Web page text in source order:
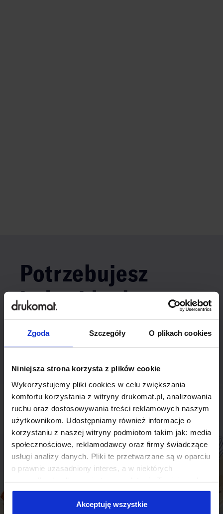
Zgoda Szczegóły O plikach cookies
Niniejsza strona korzysta z plików cookie
Wykorzystujemy pliki cookies w celu zwiększania
komfortu korzystania z witryny drukomat.pl, analizowania
ruchu oraz dostosowywania treści reklamowych naszym
użytkownikom. Udostępniamy również informacje o
korzystaniu z naszej witryny podmiotom takim jak: media
społecznościowe, reklamodawcy oraz firmy świadczące
usługi analizy danych. Pliki te przetwarzane są w oparciu
o prawnie uzasadniony interes, a w niektórych
Niektóre z plików cookies dostarczane i przetwarzane są
przez naszych zewnętrznych partnerów, z których listą
Akceptuję wszystkie
Potrzebujesz
indywidualnego
rozwiązania?
Odezwij się do nas, aby omówić
Skontaktuj się